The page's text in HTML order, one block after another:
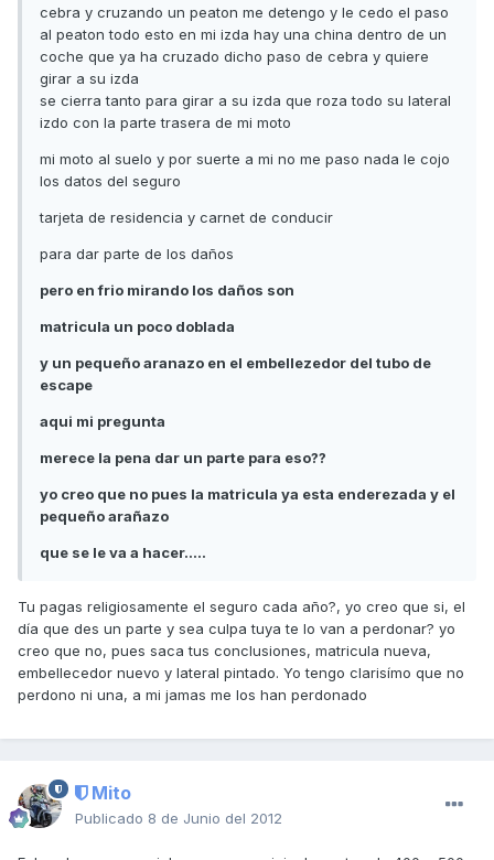
cebra y cruzando un peaton me detengo y le cedo el paso
al peaton todo esto en mi izda hay una china dentro de un
coche que ya ha cruzado dicho paso de cebra y quiere
girar a su izda
se cierra tanto para girar a su izda que roza todo su lateral
izdo con la parte trasera de mi moto
mi moto al suelo y por suerte a mi no me paso nada le cojo
los datos del seguro
tarjeta de residencia y carnet de conducir
para dar parte de los daños
pero en frio mirando los daños son
matricula un poco doblada
y un pequeño aranazo en el embellezedor del tubo de
escape
aqui mi pregunta
merece la pena dar un parte para eso??
yo creo que no pues la matricula ya esta enderezada y el
pequeño arañazo
que se le va a hacer.....
Tu pagas religiosamente el seguro cada año?, yo creo que si, el
día que des un parte y sea culpa tuya te lo van a perdonar? yo
creo que no, pues saca tus conclusiones, matricula nueva,
embellecedor nuevo y lateral pintado. Yo tengo clarisímo que no
perdono ni una, a mi jamas me los han perdonado
Mito
Publicado 8 de Junio del 2012